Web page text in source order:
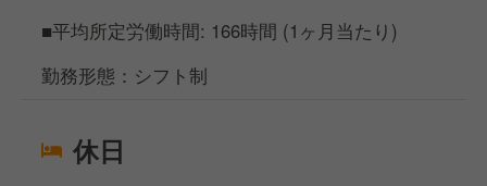
■平均所定労働時間: 166時間 (1ヶ月当たり)
勤務形態：シフト制
休日